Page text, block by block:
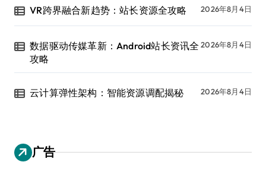
VR跨界融合新趋势：站长资源全攻略 2026年8月4日
数据驱动传媒革新：Android站长资讯全
攻略
2026年8月4日
云计算弹性架构：智能资源调配揭秘 2026年8月4日
广告